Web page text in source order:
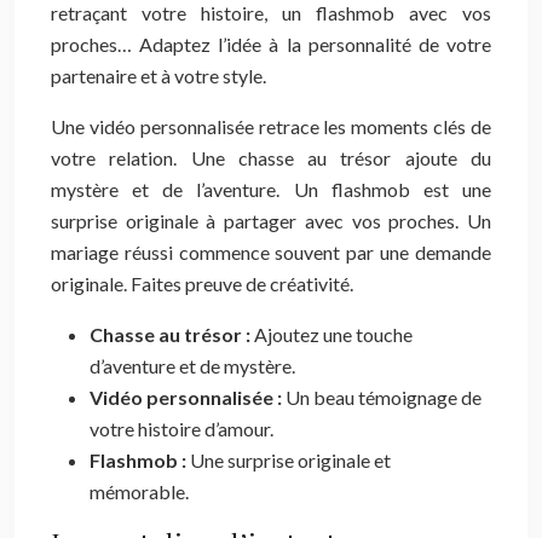
retraçant votre histoire, un flashmob avec vos
proches… Adaptez l’idée à la personnalité de votre
partenaire et à votre style.
Une vidéo personnalisée retrace les moments clés de
votre relation. Une chasse au trésor ajoute du
mystère et de l’aventure. Un flashmob est une
surprise originale à partager avec vos proches. Un
mariage réussi commence souvent par une demande
originale. Faites preuve de créativité.
Chasse au trésor :Ajoutez une touche
d’aventure et de mystère.
Vidéo personnalisée : Un beau témoignage de
votre histoire d’amour.
Flashmob : Une surprise originale et
mémorable.